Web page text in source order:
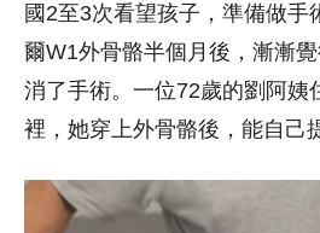
國2至3次看望孩子，準備做手
爾W1外骨骼半個月後，漸漸
消了手術。一位72歲的劉阿姨
裡，她穿上外骨骼後，能自己